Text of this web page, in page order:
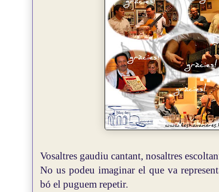
Vosaltres gaudiu cantant, nosaltres
No us podeu imaginar el que va
bó el puguem repetir.